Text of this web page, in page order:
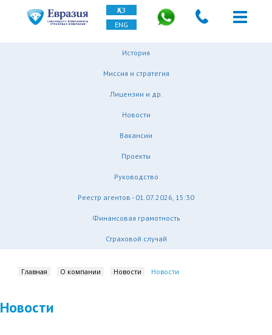
ҚАЗ
ENG
История
Миссия и стратегия
Лицензии и др.
Новости
Вакансии
Проекты
Руководство
Реестр агентов - 01.07.2026, 15:30
Финансовая грамотность
Страховой случай
Главная О компании Новости Новости
Новости